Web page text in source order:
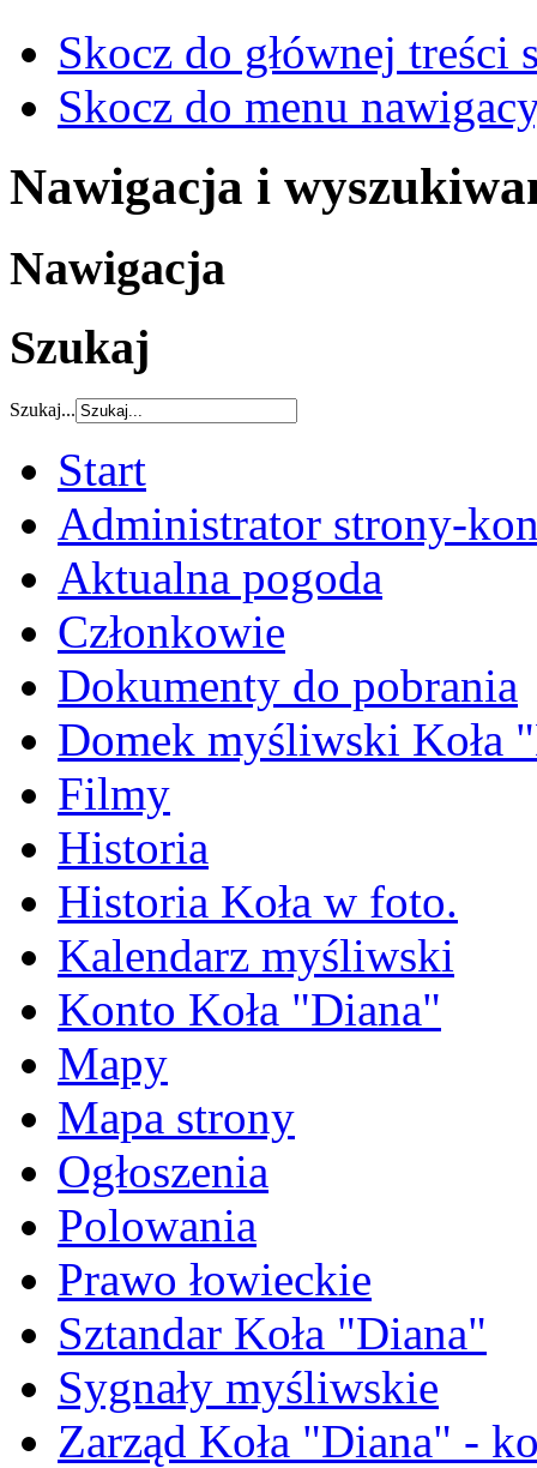
Skocz do głównej treści
Skocz do menu
Nawigacja i
Nawigacja
Szukaj
Szukaj...
Start
Administrator strony-
Aktualna pogoda
Członkowie
Dokumenty do pobrania
Domek myśliwski Koła
Filmy
Historia
Historia Koła w foto.
Kalendarz myśliwski
Konto Koła "Diana"
Mapy
Mapa strony
Ogłoszenia
Polowania
Prawo łowieckie
Sztandar Koła "Diana"
Sygnały myśliwskie
Zarząd Koła "Diana" -